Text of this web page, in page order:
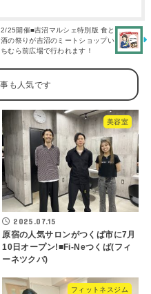
2/25開催■吉沼マルシェ特別版 食と
酒の祭りが吉沼のミートショップい
ちむら前広場で行われます！
美容室
2025.07.15
原宿の人気サロンがつくば市に7月
10日オープン!■Fi-Neつくば(フィ
ーネツクバ)
フィットネスジム